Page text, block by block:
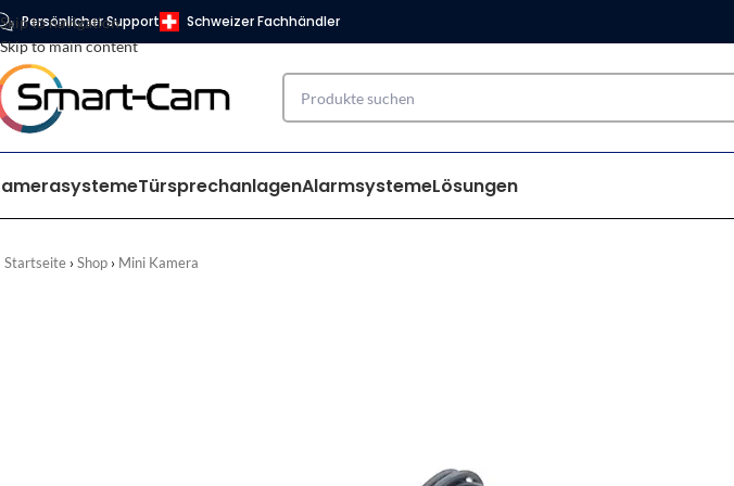
Skip to navigation
Skip to main content
Persönlicher Support Schweizer Fachhändler
TürsprechanlagenAlarmsystemeLösungen
Startseite Shop Mini Kamera